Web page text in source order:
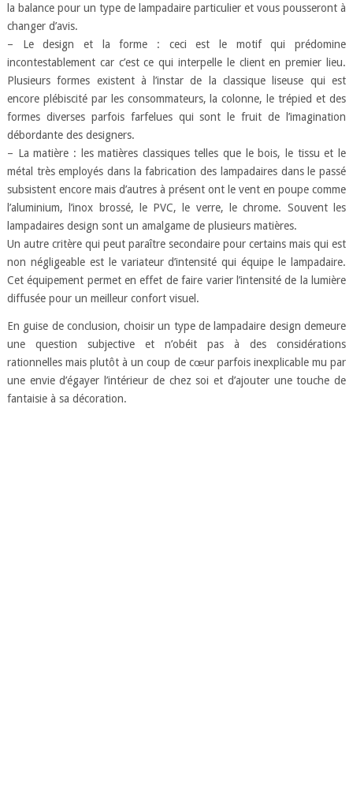
la balance pour un type de lampadaire particulier et vous pousseront à
changer d’avis.
– Le design et la forme : ceci est le motif qui prédomine
incontestablement car c’est ce qui interpelle le client en premier lieu.
Plusieurs formes existent à l’instar de la classique liseuse qui est
encore plébiscité par les consommateurs, la colonne, le trépied et des
formes diverses parfois farfelues qui sont le fruit de l’imagination
débordante des designers.
– La matière : les matières classiques telles que le bois, le tissu et le
métal très employés dans la fabrication des lampadaires dans le passé
subsistent encore mais d’autres à présent ont le vent en poupe comme
l’aluminium, l’inox brossé, le PVC, le verre, le chrome. Souvent les
lampadaires design sont un amalgame de plusieurs matières.
Un autre critère qui peut paraître secondaire pour certains mais qui est
non négligeable est le variateur d’intensité qui équipe le lampadaire.
Cet équipement permet en effet de faire varier l’intensité de la lumière
diffusée pour un meilleur confort visuel.
En guise de conclusion, choisir un type de lampadaire design demeure
une question subjective et n’obéit pas à des considérations
rationnelles mais plutôt à un coup de cœur parfois inexplicable mu par
une envie d’égayer l’intérieur de chez soi et d’ajouter une touche de
fantaisie à sa décoration.